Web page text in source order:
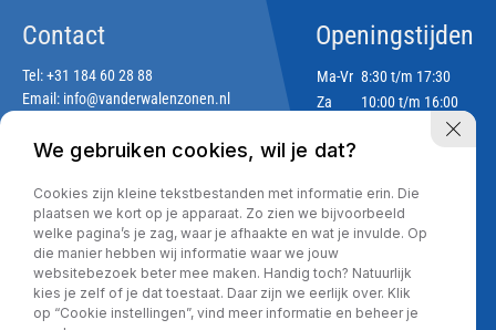
Contact
Tel:+31 184 60 28 88
Email: info@vanderwalenzonen.nl
Adres
Lekdijk 188
2967 GJ Langerak
Openingstijden
Ma-Vr 8:30 t/m 17:30
Za
10:00 t/m 16:00
Privacy policy
We gebruiken cookies, wil je dat?
Cookies zijn kleine tekstbestanden met informatie erin. Die
plaatsen we kort op je apparaat. Zo zien we bijvoorbeeld
welke pagina’s je zag, waar je afhaakte en wat je invulde. Op
die manier hebben wij informatie waar we jouw
websitebezoek beter mee maken. Handig toch? Natuurlijk
kies je zelf of je dat toestaat. Daar zijn we eerlijk over. Klik
op “Cookie instellingen”, vind meer informatie en beheer je